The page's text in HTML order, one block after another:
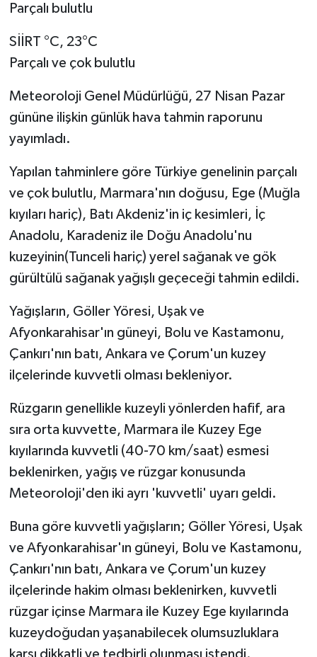
Parçalı bulutlu
SİİRT °C, 23°C
Parçalı ve çok bulutlu
Meteoroloji Genel Müdürlüğü, 27 Nisan Pazar
gününe ilişkin günlük hava tahmin raporunu
yayımladı.
Yapılan tahminlere göre Türkiye genelinin parçalı
ve çok bulutlu, Marmara'nın doğusu, Ege (Muğla
kıyıları hariç), Batı Akdeniz'in iç kesimleri, İç
Anadolu, Karadeniz ile Doğu Anadolu'nu
kuzeyinin(Tunceli hariç) yerel sağanak ve gök
gürültülü sağanak yağışlı geçeceği tahmin edildi.
Yağışların, Göller Yöresi, Uşak ve
Afyonkarahisar'ın güneyi, Bolu ve Kastamonu,
Çankırı'nın batı, Ankara ve Çorum'un kuzey
ilçelerinde kuvvetli olması bekleniyor.
Rüzgarın genellikle kuzeyli yönlerden hafif, ara
sıra orta kuvvette, Marmara ile Kuzey Ege
kıyılarında kuvvetli (40-70 km/saat) esmesi
beklenirken, yağış ve rüzgar konusunda
Meteoroloji'den iki ayrı 'kuvvetli' uyarı geldi.
Buna göre kuvvetli yağışların; Göller Yöresi, Uşak
ve Afyonkarahisar'ın güneyi, Bolu ve Kastamonu,
Çankırı'nın batı, Ankara ve Çorum'un kuzey
ilçelerinde hakim olması beklenirken, kuvvetli
rüzgar içinse Marmara ile Kuzey Ege kıyılarında
kuzeydoğudan yaşanabilecek olumsuzluklara
karşı dikkatli ve tedbirli olunması istendi.